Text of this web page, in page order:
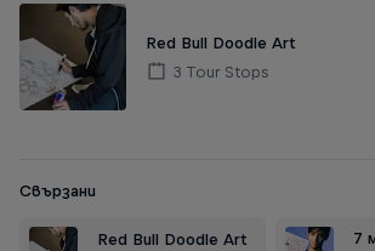
Red Bull Doodle Art
3 Tour Stops
Свързани
Red Bull Doodle Art
7